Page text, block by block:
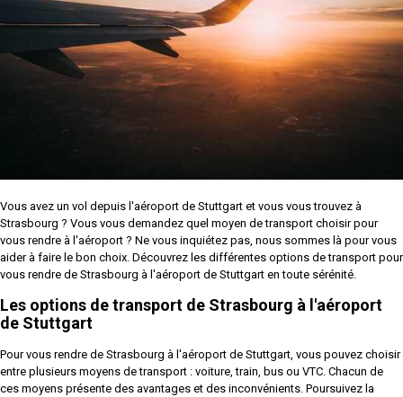
Vous avez un vol depuis l'aéroport de Stuttgart et vous vous trouvez à
Strasbourg ? Vous vous demandez quel moyen de transport choisir pour
vous rendre à l'aéroport ? Ne vous inquiétez pas, nous sommes là pour vous
aider à faire le bon choix. Découvrez les différentes options de transport pour
vous rendre de Strasbourg à l'aéroport de Stuttgart en toute sérénité.
Les options de transport de Strasbourg à l'aéroport
de Stuttgart
Pour vous rendre de Strasbourg à l'aéroport de Stuttgart, vous pouvez choisir
entre plusieurs moyens de transport : voiture, train, bus ou VTC. Chacun de
ces moyens présente des avantages et des inconvénients. Poursuivez la